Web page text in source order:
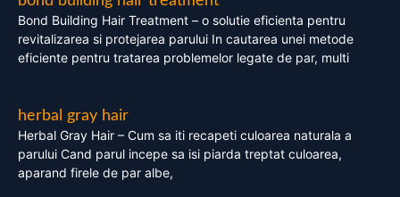
Bond Building Hair Treatment – o solutie eficienta pentru
revitalizarea si protejarea parului In cautarea unei metode
eficiente pentru tratarea problemelor legate de par, multi
herbal gray hair
Herbal Gray Hair – Cum sa iti recapeti culoarea naturala a
parului Cand parul incepe sa isi piarda treptat culoarea,
aparand firele de par albe,